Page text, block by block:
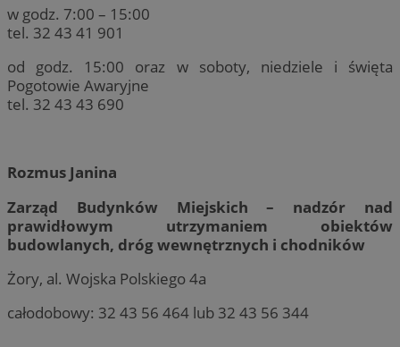
w godz. 7:00 – 15:00
tel. 32 43 41 901
od godz. 15:00 oraz w soboty, niedziele i święta
Pogotowie Awaryjne
tel. 32 43 43 690
Rozmus Janina
Zarząd Budynków Miejskich – nadzór nad
prawidłowym utrzymaniem obiektów
budowlanych, dróg wewnętrznych i chodników
Żory, al. Wojska Polskiego 4a
całodobowy: 32 43 56 464 lub 32 43 56 344